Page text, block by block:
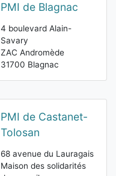
PMI de Blagnac
4 boulevard Alain-
Savary
ZAC Andromède
31700 Blagnac
PMI de Castanet-
Tolosan
68 avenue du Lauragais
Maison des solidarités